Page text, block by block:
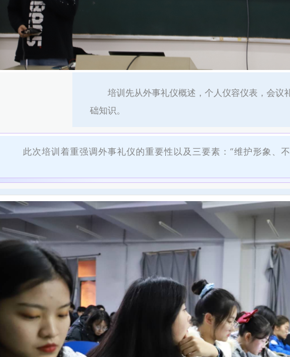
培训先从外事礼仪概述，个人仪容仪表，会议
础知识。
此次培训着重强调外事礼仪的重要性以及三要素：“维护形象、